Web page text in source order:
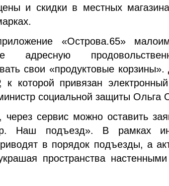
и скидки в местных
«Острова.65»
адресную
свои «продуктовые
которой привязан
социальной защиты Ольга
через сервис можно оставить
Наш подъезд». В рамках
в порядок подъезды, а
пространства